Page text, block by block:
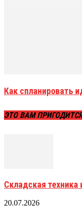
Как спланировать
ЭТО ВАМ
Складская техника
20.07.2026